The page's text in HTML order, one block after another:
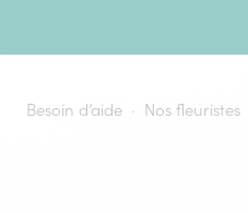
Besoin d’aide Nos fleuristes